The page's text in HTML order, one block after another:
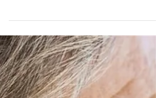
integral da saúde centrada no
idoso e na família
O rápido envelhecimento da população
brasileira, aliado ao aumento da longevidade,
traz profundas consequências na
das redes...